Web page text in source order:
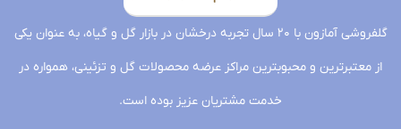
گلفروشی آمازون با ۲۰ سال تجربه درخشان در بازار گل و گیاه، به عنوان یکی
از معتبرترین و محبوبترین مراکز عرضه محصولات گل و تزئینی، همواره در
خدمت مشتریان عزیز بوده است.